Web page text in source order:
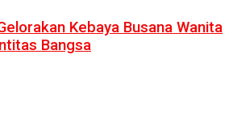
Kebaya Busana Wanita
Bangsa